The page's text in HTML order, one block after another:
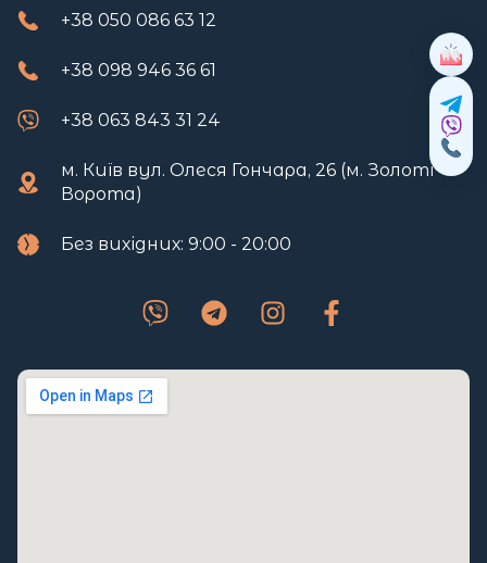
+38 050 086 63 12
+38 098 946 36 61
+38 063 843 31 24
м. Київ вул. Олеся Гончара, 26 (м. Золоті
Ворота)
Без вихідних: 9:00 - 20:00